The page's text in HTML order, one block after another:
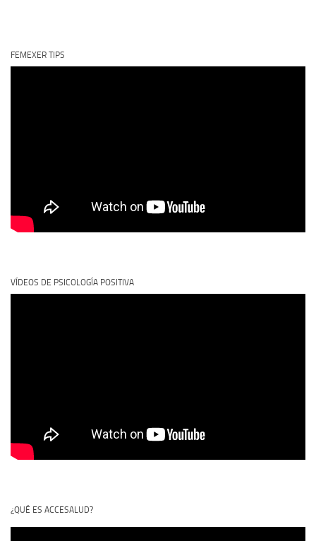
FEMEXER TIPS
VÍDEOS DE PSICOLOGÍA POSITIVA
¿QUÉ ES ACCESALUD?